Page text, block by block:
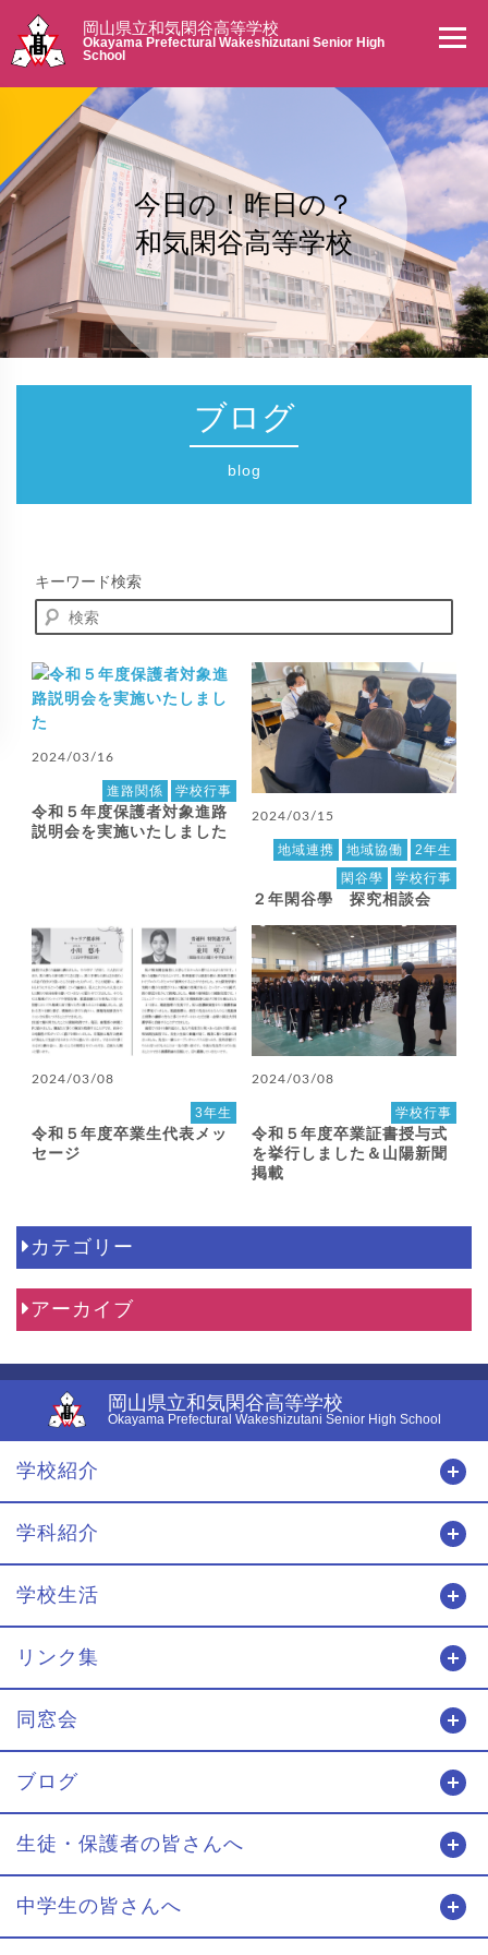
岡山県立和気閑谷高等学校
Okayama Prefectural Wakeshizutani Senior High
School
今日の！昨日の？
和気閑谷高等学校
ブログ
blog
キーワード検索
2024/03/16
学校行事
進路関係
令和５年度保護者対象進路
説明会を実施いたしました
2024/03/15
2年生
地域協働
地域連携
学校行事
閑谷學
２年閑谷學 探究相談会
2024/03/08
3年生
令和５年度卒業生代表メッ
セージ
2024/03/08
学校行事
令和５年度卒業証書授与式
を挙行しました＆山陽新聞
掲載
カテゴリー
アーカイブ
岡山県立和気閑谷高等学校
Okayama Prefectural Wakeshizutani Senior High School
学校紹介
学科紹介
学校生活
リンク集
同窓会
ブログ
生徒・保護者の皆さんへ
中学生の皆さんへ